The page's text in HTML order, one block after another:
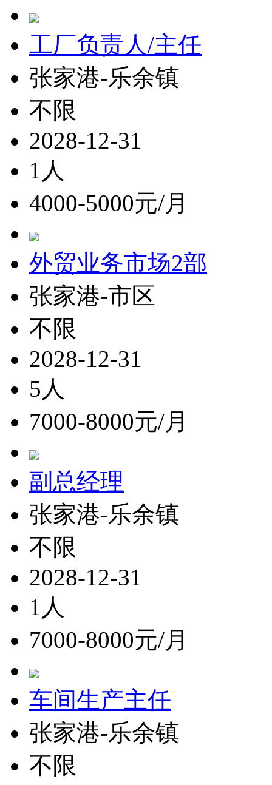
工厂负责人/主任
张家港-乐余镇
不限
2028-12-31
1人
4000-5000元/月
外贸业务市场2部
张家港-市区
不限
2028-12-31
5人
7000-8000元/月
副总经理
张家港-乐余镇
不限
2028-12-31
1人
7000-8000元/月
车间生产主任
张家港-乐余镇
不限